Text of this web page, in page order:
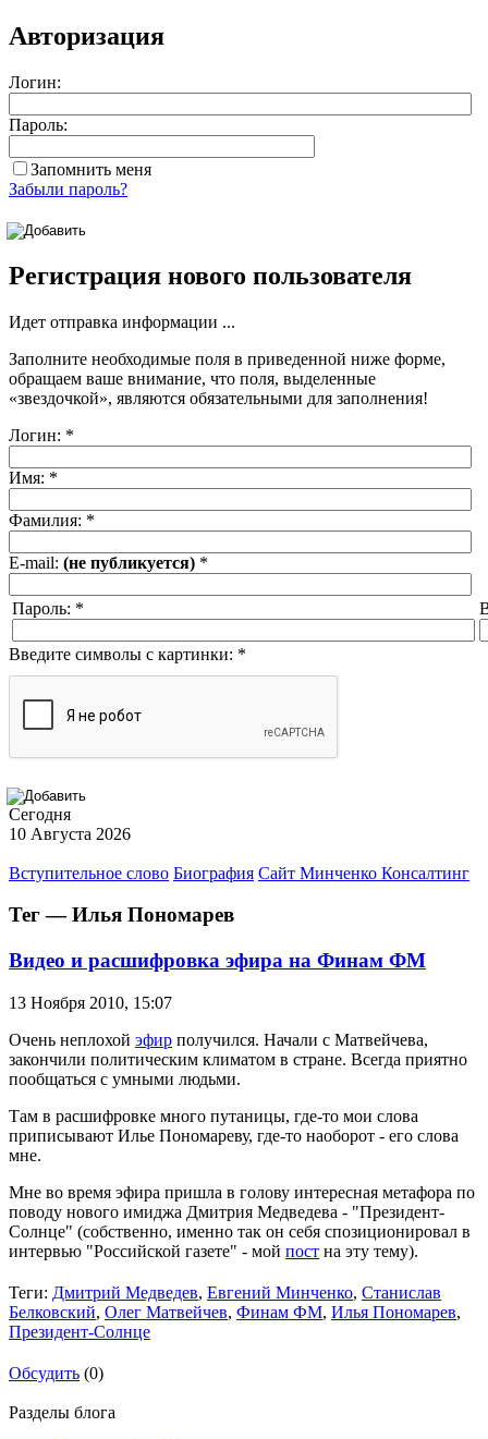
Авторизация
Логин:
Пароль:
Запомнить меня
Забыли пароль?
Регистрация нового пользователя
Идет отправка информации ...
Заполните необходимые поля в приведенной ниже форме,
обращаем ваше внимание, что поля, выделенные
«звездочкой», являются обязательными для заполнения!
Логин: *
Имя: *
Фамилия: *
E-mail: (не публикуется) *
Пароль: *
Введите символы с картинки: *
Сегодня
10 Августа 2026
Вступительное слово Биография Сайт Минченко Консалтинг
Тег — Илья Пономарев
Видео и расшифровка эфира на Финам ФМ
13 Ноября 2010, 15:07
Очень неплохой эфир получился. Начали с Матвейчева,
закончили политическим климатом в стране. Всегда приятно
пообщаться с умными людьми.
Там в расшифровке много путаницы, где-то мои слова
приписывают Илье Пономареву, где-то наоборот - его слова
мне.
Мне во время эфира пришла в голову интересная метафора по
поводу нового имиджа Дмитрия Медведева - "Президент-
Солнце" (собственно, именно так он себя спозиционировал в
интервью "Российской газете" - мой пост на эту тему).
Теги: Дмитрий Медведев, Евгений Минченко, Станислав
Белковский, Олег Матвейчев, Финам ФМ, Илья Пономарев,
Президент-Солнце
Обсудить (0)
Разделы блога